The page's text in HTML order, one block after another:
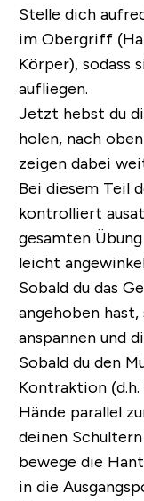
Stelle dich
im Obergriff
Körper), sodass
aufliegen.
Jetzt hebst du
holen, nach
zeigen dabei
Bei diesem Teil
kontrolliert
gesamten
leicht
Sobald du das
angehoben
anspannen und
Sobald du den
Kontraktion
Hände parallel
deinen
bewege die
in die